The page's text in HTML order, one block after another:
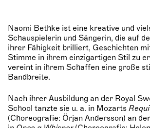
Naomi Bethke ist eine kreative und
Schauspielerin und Sängerin, die auf
ihrer Fähigkeit brilliert, Geschichten
Stimme in ihrem einzigartigen Stil zu
vereint in ihrem Schaffen eine große
Bandbreite.
Nach ihrer Ausbildung an der Royal
School tanzte sie u. a. in Mozarts
(Choreografie: Örjan Andersson) an